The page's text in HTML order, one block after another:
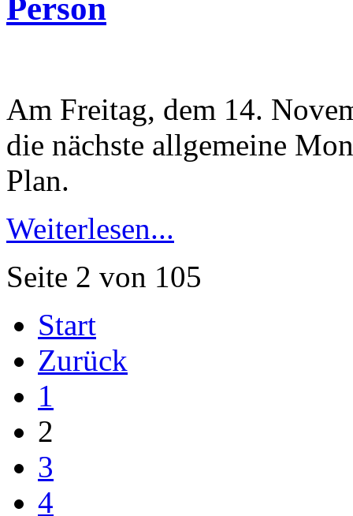
Person
Am Freitag, dem 14.
die nächste allgemeine
Plan.
Weiterlesen...
Seite 2 von 105
Start
Zurück
1
2
3
4